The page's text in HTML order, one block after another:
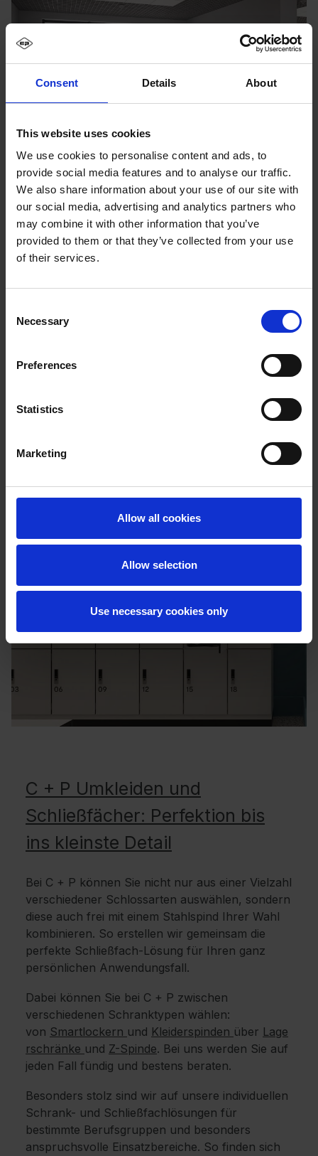
Consent Details About
This website uses cookies
We use cookies to personalise content and ads, to
provide social media features and to analyse our traffic.
We also share information about your use of our site with
our social media, advertising and analytics partners who
may combine it with other information that you’ve
provided to them or that they’ve collected from your use
of their services.
Selection
Necessary
Preferences
Statistics
Marketing
Allow all cookies
Allow selection
Use necessary cookies only
C + P Umkleiden und
Schließfächer: Perfektion bis
ins kleinste Detail
Bei C + P können Sie nicht nur aus einer Vielzahl
verschiedener Schlossarten auswählen, sondern
diese auch frei mit einem Stahlspind Ihrer Wahl
kombinieren. So erstellen wir gemeinsam die
perfekte Schließfach-Lösung für Ihren ganz
persönlichen Anwendungsfall.
Dabei können Sie bei C + P zwischen
verschiedenen Schranktypen wählen:
von Smartlockern und Kleiderspinden über Lage
rschränke und Z-Spinde. Bei uns werden Sie auf
jeden Fall fündig und bestens beraten.
Besonders stolz sind wir auf unsere individuellen
Schrank- und Schließfachlösungen für
bestimmte Berufsgruppen und besonders
anspruchsvolle Einsatzbereiche. So finden sich